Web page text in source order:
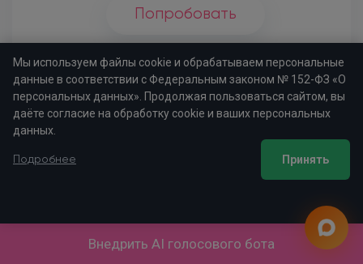
Внедрить AI голосового бота
Мы используем файлы cookie и обрабатываем персональные
данные в соответствии с Федеральным законом № 152-ФЗ «О
персональных данных». Продолжая пользоваться сайтом, вы
даёте согласие на обработку cookie и ваших персональных
данных.
Подробнее Принять
Попробовать
Установлено на 1894 проектов
Digital Автоворонка